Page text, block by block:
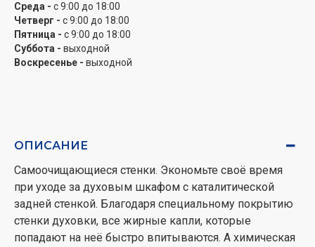
Среда - с 9:00 до 18:00
Четверг - с 9:00 до 18:00
Пятница - с 9:00 до 18:00
Суббота - выходной
Воскресенье - выходной
ОПИСАНИЕ
Самоочищающиеся стенки. Экономьте своё время
при уходе за духовым шкафом с каталитической
задней стенкой. Благодаря специальному покрытию
стенки духовки, все жирные капли, которые
попадают на неё быстро впитываются. А химическая